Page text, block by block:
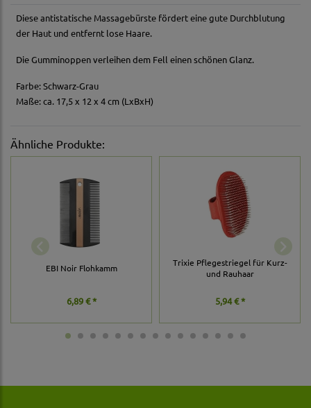
Diese antistatische Massagebürste fördert eine gute Durchblutung
der Haut und entfernt lose Haare.
Die Gumminoppen verleihen dem Fell einen schönen Glanz.
Farbe: Schwarz-Grau
Maße: ca. 17,5 x 12 x 4 cm (LxBxH)
Ähnliche Produkte:
EBI Noir Flohkamm
6,89 € *
Trixie Pflegestriegel für Kurz-
und Rauhaar
5,94 € *